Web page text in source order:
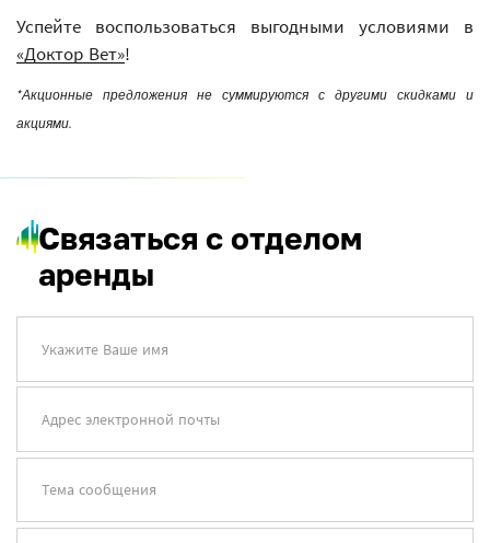
Успейте воспользоваться выгодными условиями в
«Доктор Вет»!
*Акционные предложения не суммируются с другими скидками и
акциями.
Связаться с отделом
аренды
Укажите Ваше имя
Адрес электронной почты
Тема сообщения